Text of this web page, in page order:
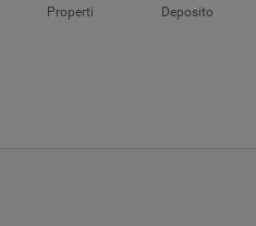
Properti Deposito